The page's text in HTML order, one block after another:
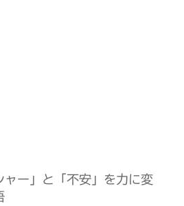
ャー」と「不安」を力に変